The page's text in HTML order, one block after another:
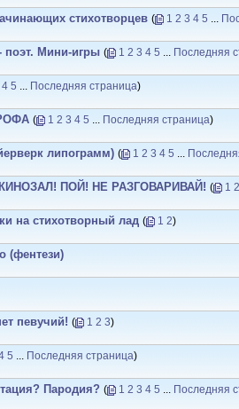
стихотворцев ( 1 2 3 4 5 ...
поэт. Мини-игры ( 1 2 3 4 5 ... Последняя
4 5 ... Последняя страница)
( 1 2 3 4 5 ... Последняя страница)
липограмм) ( 1 2 3 4 5 ...
ПОЙ! НЕ РАЗГОВАРИВАЙ! ( 1 2
на стихотворный лад ( 1 2)
(фентези)
певучий! ( 1 2 3)
5 ... Последняя страница)
Пародия? ( 1 2 3 4 5 ... Последняя